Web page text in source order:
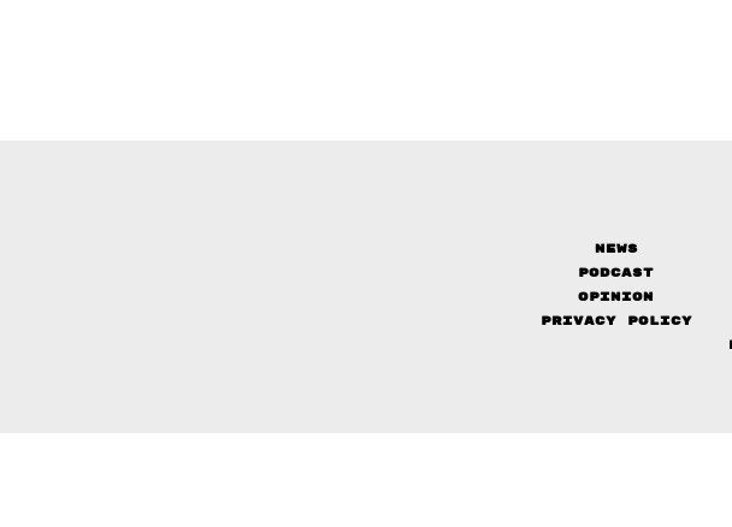
News
Podcast
Opinion
Privacy Policy